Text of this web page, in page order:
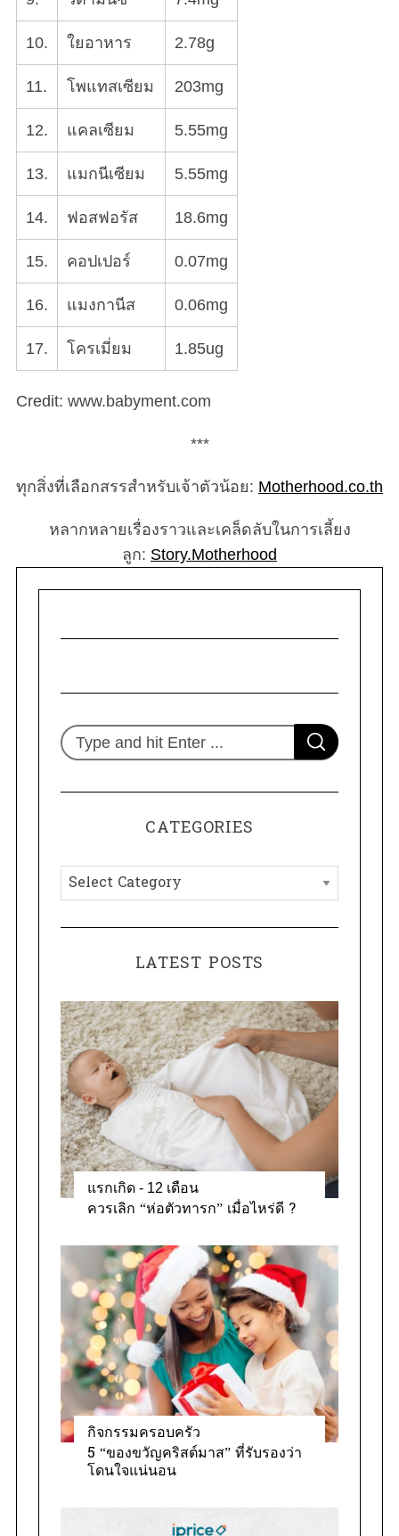
10. ใยอาหาร 2.78g
11. โพแทสเซียม 203mg
12. แคลเซียม 5.55mg
13. แมกนีเซียม 5.55mg
14. ฟอสฟอรัส 18.6mg
15. คอปเปอร์ 0.07mg
16. แมงกานีส 0.06mg
17. โครเมี่ยม 1.85ug
Credit: www.babyment.com
***
ทุกสิ่งที่เลือกสรรสำหรับเจ้าตัวน้อย: Motherhood.co.th
หลากหลายเรื่องราวและเคล็ดลับในการเลี้ยง
ลูก: Story.Motherhood
S
e
r
S
E
C
CATEGORIES
C
a
t
o
r
i
e
s
LATEST POSTS
แรกเกิด - 12 เดือน
ควรเลิก “ห่อตัวทารก” เมื่อไหร่ดี ?
กิจกรรมครอบครัว
5 “ของขวัญคริสต์มาส” ที่รับรองว่า
โดนใจแน่นอน